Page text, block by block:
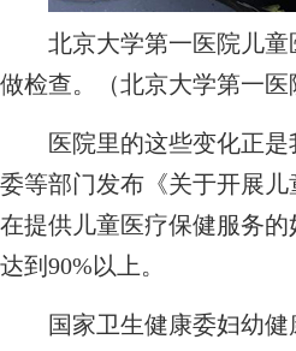
北京大学第一医院儿童
做检查。（北京大学第一医
医院里的这些变化正是
委等部门发布《关于开展
在提供儿童医疗保健服务
达到90%以上。
国家卫生健康委妇幼健